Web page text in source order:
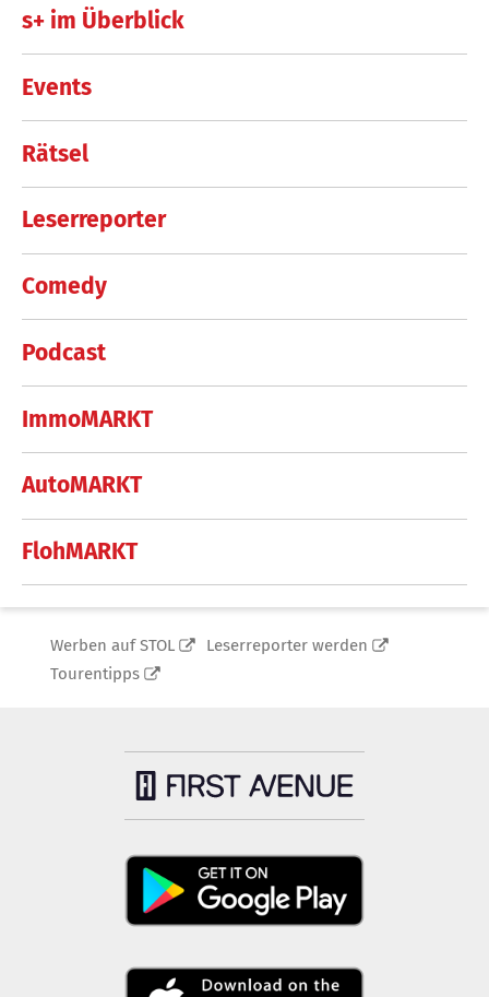
s+ im Überblick
Events
Rätsel
Leserreporter
Comedy
Podcast
ImmoMARKT
AutoMARKT
FlohMARKT
Werben auf STOL
Leserreporter werden
Tourentipps